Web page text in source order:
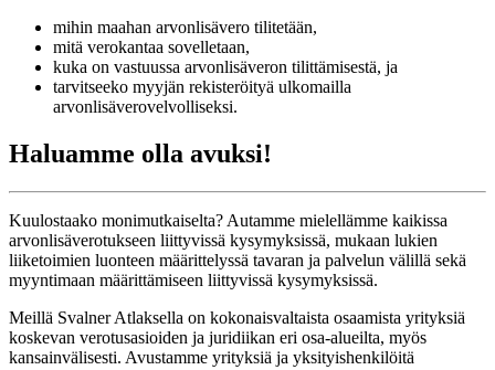
mihin maahan arvonlisävero tilitetään,
mitä verokantaa sovelletaan,
kuka on vastuussa arvonlisäveron tilittämisestä, ja
tarvitseeko myyjän rekisteröityä ulkomailla
arvonlisäverovelvolliseksi.
Haluamme olla avuksi!
Kuulostaako monimutkaiselta? Autamme mielellämme kaikissa
arvonlisäverotukseen liittyvissä kysymyksissä, mukaan lukien
liiketoimien luonteen määrittelyssä tavaran ja palvelun välillä sekä
myyntimaan määrittämiseen liittyvissä kysymyksissä.
Meillä Svalner Atlaksella on kokonaisvaltaista osaamista yrityksiä
koskevan verotusasioiden ja juridiikan eri osa-alueilta, myös
kansainvälisesti. Avustamme yrityksiä ja yksityishenkilöitä